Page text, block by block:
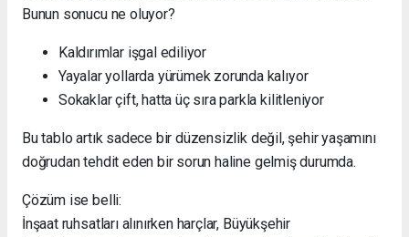
Bunun sonucu ne oluyor?
Kaldırımlar işgal ediliyor
Yayalar yollarda yürümek zorunda kalıyor
Sokaklar çift, hatta üç sıra parkla kilitleniyor
Bu tablo artık sadece bir düzensizlik değil, şehir yaşamını
doğrudan tehdit eden bir sorun haline gelmiş durumda.
Çözüm ise belli:
İnşaat ruhsatları alınırken harçlar, Büyükşehir